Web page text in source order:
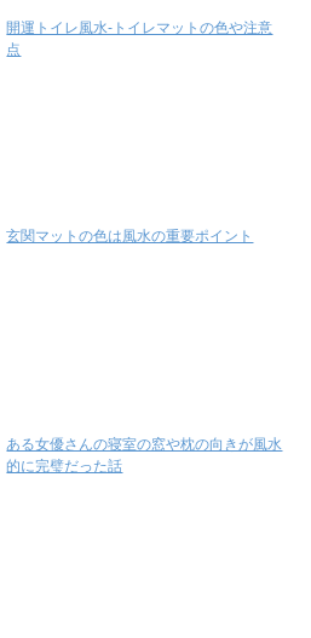
開運トイレ風水-トイレマットの色や注意
点
玄関マットの色は風水の重要ポイント
ある女優さんの寝室の窓や枕の向きが風水
的に完璧だった話